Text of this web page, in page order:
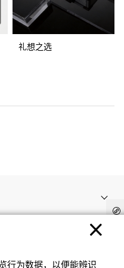
礼想之选
⾏为数据，以便能辨识